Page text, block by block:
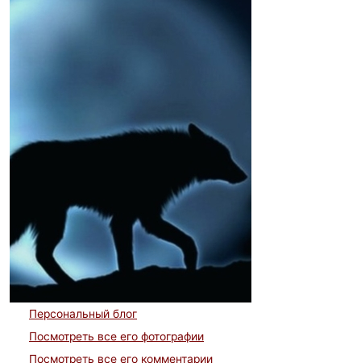
Персональный блог
Посмотреть все его фотографии
Посмотреть все его комментарии